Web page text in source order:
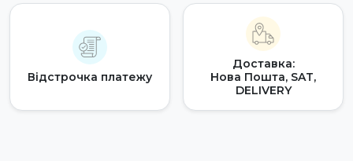
Відстрочка платежу
Доставка:
Нова Пошта, SAT,
DELIVERY